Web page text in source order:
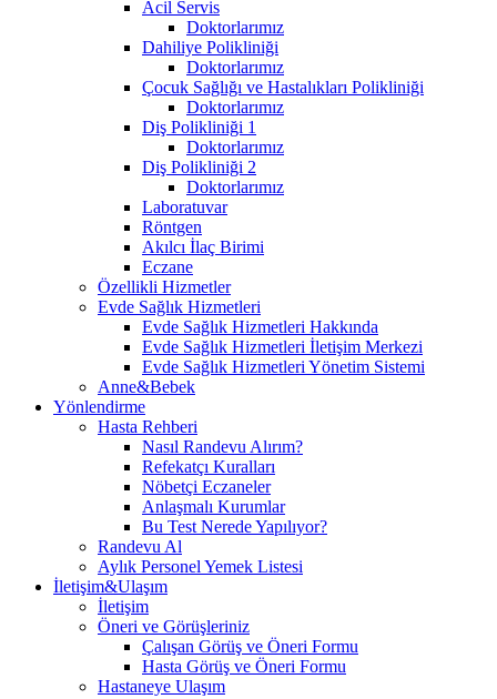
Acil Servis
Doktorlarımız
Dahiliye Polikliniği
Doktorlarımız
Çocuk Sağlığı ve Hastalıkları Polikliniği
Doktorlarımız
Diş Polikliniği 1
Doktorlarımız
Diş Polikliniği 2
Doktorlarımız
Laboratuvar
Röntgen
Akılcı İlaç Birimi
Eczane
Özellikli Hizmetler
Evde Sağlık Hizmetleri
Evde Sağlık Hizmetleri Hakkında
Evde Sağlık Hizmetleri İletişim Merkezi
Evde Sağlık Hizmetleri Yönetim Sistemi
Anne&Bebek
Yönlendirme
Hasta Rehberi
Nasıl Randevu Alırım?
Refekatçı Kuralları
Nöbetçi Eczaneler
Anlaşmalı Kurumlar
Bu Test Nerede Yapılıyor?
Randevu Al
Aylık Personel Yemek Listesi
İletişim&Ulaşım
İletişim
Öneri ve Görüşleriniz
Çalışan Görüş ve Öneri Formu
Hasta Görüş ve Öneri Formu
Hastaneye Ulaşım